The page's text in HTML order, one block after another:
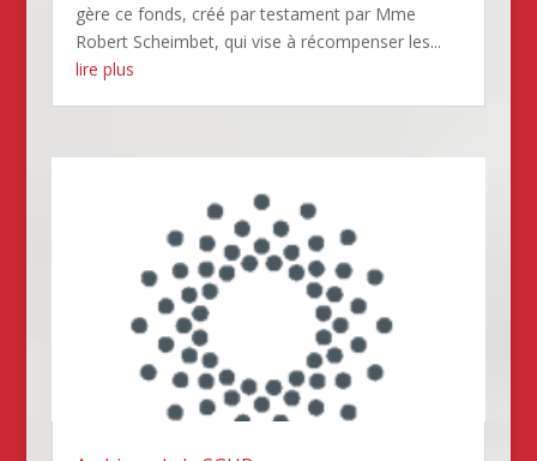
gère ce fonds, créé par testament par Mme
Robert Scheimbet, qui vise à récompenser les...
lire plus